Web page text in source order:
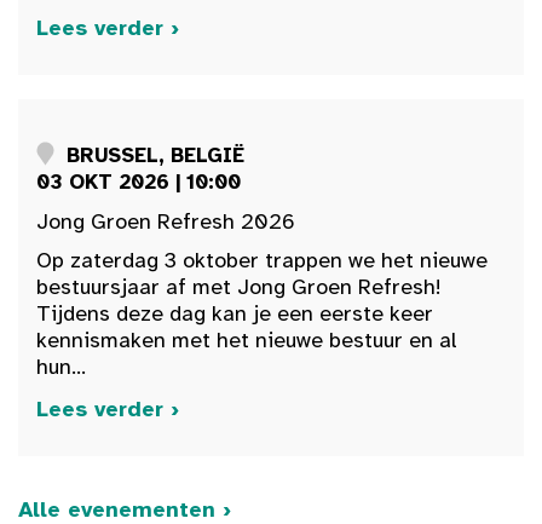
Lees verder ›
BRUSSEL, BELGIË
03 OKT 2026 | 10:00
Jong Groen Refresh 2026
Op zaterdag 3 oktober trappen we het nieuwe
bestuursjaar af met Jong Groen Refresh!
Tijdens deze dag kan je een eerste keer
kennismaken met het nieuwe bestuur en al
hun...
Lees verder ›
Alle evenementen ›